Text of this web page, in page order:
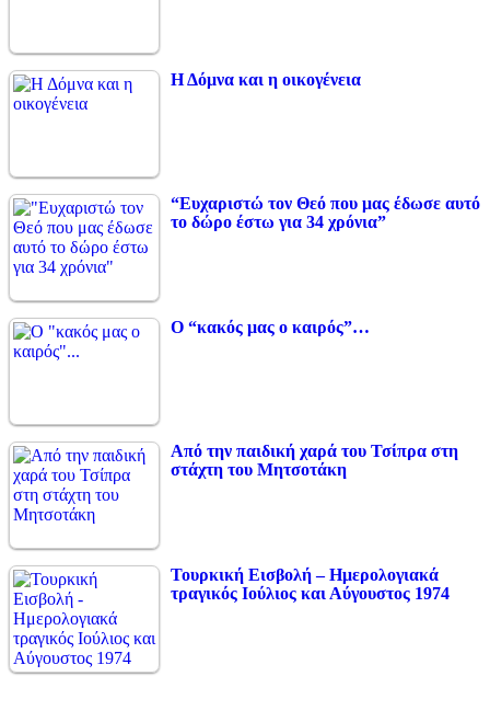
Η Δόμνα και η οικογένεια
“Ευχαριστώ τον Θεό που μας έδωσε αυτό
το δώρο έστω για 34 χρόνια”
Ο “κακός μας ο καιρός”…
Από την παιδική χαρά του Τσίπρα στη
στάχτη του Μητσοτάκη
Τουρκική Εισβολή – Ημερολογιακά
τραγικός Ιούλιος και Αύγουστος 1974